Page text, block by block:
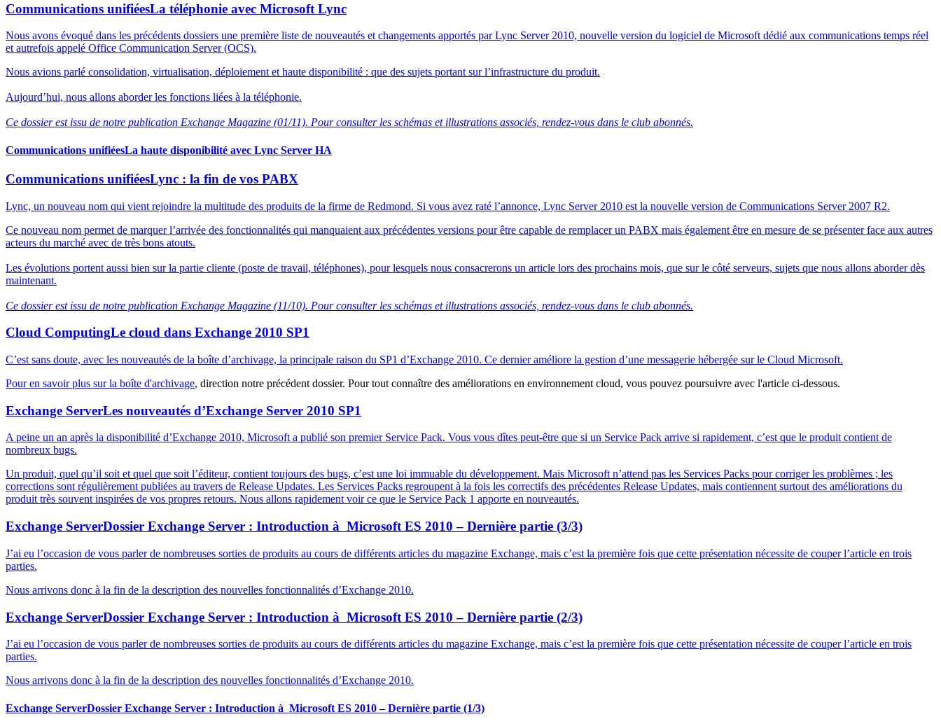
Communications unifiéesLa téléphonie avec Microsoft Lync
Nous avons évoqué dans les précédents dossiers une première liste de nouveautés et changements apportés par Lync Server 2010, nouvelle version du logiciel de Microsoft dédié aux communications temps réel
et autrefois appelé Office Communication Server (OCS).
Nous avions parlé consolidation, virtualisation, déploiement et haute disponibilité : que des sujets portant sur l’infrastructure du produit.
Aujourd’hui, nous allons aborder les fonctions liées à la téléphonie.
Ce dossier est issu de notre publication Exchange Magazine (01/11). Pour consulter les schémas et illustrations associés, rendez-vous dans le club abonnés.
Communications unifiéesLa haute disponibilité avec Lync Server HA
Communications unifiéesLync : la fin de vos PABX
Lync, un nouveau nom qui vient rejoindre la multitude des produits de la firme de Redmond. Si vous avez raté l’annonce, Lync Server 2010 est la nouvelle version de Communications Server 2007 R2.
Ce nouveau nom permet de marquer l’arrivée des fonctionnalités qui manquaient aux précédentes versions pour être capable de remplacer un PABX mais également être en mesure de se présenter face aux autres
acteurs du marché avec de très bons atouts.
Les évolutions portent aussi bien sur la partie cliente (poste de travail, téléphones), pour lesquels nous consacrerons un article lors des prochains mois, que sur le côté serveurs, sujets que nous allons aborder dès
maintenant.
Ce dossier est issu de notre publication Exchange Magazine (11/10). Pour consulter les schémas et illustrations associés, rendez-vous dans le club abonnés.
Cloud ComputingLe cloud dans Exchange 2010 SP1
C’est sans doute, avec les nouveautés de la boîte d’archivage, la principale raison du SP1 d’Exchange 2010. Ce dernier améliore la gestion d’une messagerie hébergée sur le Cloud Microsoft.
Pour en savoir plus surla boîte d'archivage, direction notre précédent dossier. Pour tout connaître des améliorations en environnement cloud, vous pouvez poursuivre avec l'article ci-dessous.
Exchange ServerLes nouveautés d’Exchange Server 2010 SP1
A peine un an après la disponibilité d’Exchange 2010, Microsoft a publié son premier Service Pack. Vous vous dîtes peut-être que si un Service Pack arrive si rapidement, c’est que le produit contient de
nombreux bugs.
Un produit, quel qu’il soit et quel que soit l’éditeur, contient toujours des bugs, c’est une loi immuable du développement. Mais Microsoft n’attend pas les Services Packs pour corriger les problèmes ; les
corrections sont régulièrement publiées au travers de Release Updates. Les Services Packs regroupent à la fois les correctifs des précédentes Release Updates, mais contiennent surtout des améliorations du
produit très souvent inspirées de vos propres retours. Nous allons rapidement voir ce que le Service Pack 1 apporte en nouveautés.
Exchange ServerDossier Exchange Server : Introduction à Microsoft ES 2010 – Dernière partie (3/3)
J’ai eu l’occasion de vous parler de nombreuses sorties de produits au cours de différents articles du magazine Exchange, mais c’est la première fois que cette présentation nécessite de couper l’article en trois
parties.
Nous arrivons donc à la fin de la description des nouvelles fonctionnalités d’Exchange 2010.
Exchange ServerDossier Exchange Server : Introduction à Microsoft ES 2010 – Dernière partie (2/3)
J’ai eu l’occasion de vous parler de nombreuses sorties de produits au cours de différents articles du magazine Exchange, mais c’est la première fois que cette présentation nécessite de couper l’article en trois
parties.
Nous arrivons donc à la fin de la description des nouvelles fonctionnalités d’Exchange 2010.
Exchange ServerDossier Exchange Server : Introduction à Microsoft ES 2010 – Dernière partie (1/3)